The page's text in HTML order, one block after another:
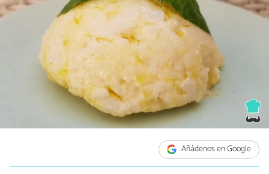
Añádenos en Google